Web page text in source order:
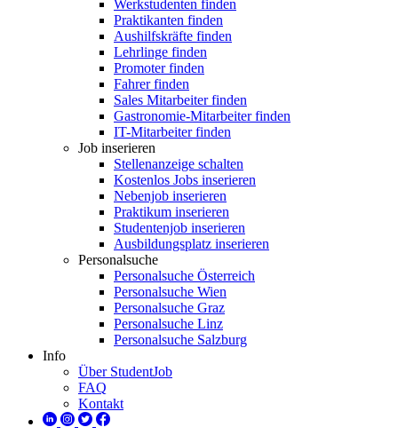
Werkstudenten finden
Praktikanten finden
Aushilfskräfte finden
Lehrlinge finden
Promoter finden
Fahrer finden
Sales Mitarbeiter finden
Gastronomie-Mitarbeiter finden
IT-Mitarbeiter finden
Job inserieren
Stellenanzeige schalten
Kostenlos Jobs inserieren
Nebenjob inserieren
Praktikum inserieren
Studentenjob inserieren
Ausbildungsplatz inserieren
Personalsuche
Personalsuche Österreich
Personalsuche Wien
Personalsuche Graz
Personalsuche Linz
Personalsuche Salzburg
Info
Über StudentJob
FAQ
Kontakt